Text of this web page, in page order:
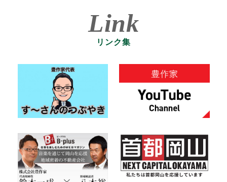
Link
リンク集